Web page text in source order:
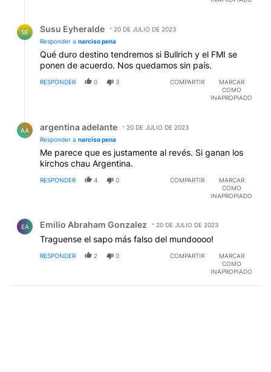
SE Susu Eyheralde
20 DE JULIO DE 2023
Responder a narciso pena
Qué duro destino tendremos si Bullrich y el FMI se
ponen de acuerdo. Nos quedamos sin país.
RESPONDER 0 3 COMPARTIR
MARCAR
COMO
INAPROPIADO
AA argentina adelante
20 DE JULIO DE 2023
Responder a narciso pena
Me parece que es justamente al revés. Si ganan los
kirchos chau Argentina.
RESPONDER 4 0 COMPARTIR
MARCAR
COMO
INAPROPIADO
EA Emilio Abraham Gonzalez 20 DE JULIO DE 2023
Traguense el sapo más falso del mundoooo!
RESPONDER 2 0 COMPARTIR
MARCAR
COMO
INAPROPIADO